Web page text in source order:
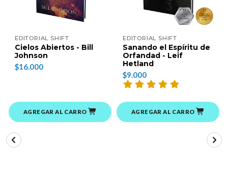
EDITORIAL SHIFT
Cielos Abiertos - Bill
Johnson
$16.000
AGREGAR AL CARRO
EDITORIAL SHIFT
Sanando el Espíritu de
Orfandad - Leif
Hetland
$9.000
AGREGAR AL CARRO